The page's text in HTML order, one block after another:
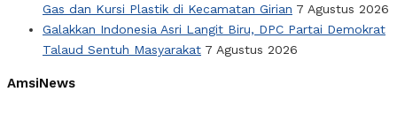
Gas dan Kursi Plastik di Kecamatan Girian 7 Agustus 2026
Galakkan Indonesia Asri Langit Biru, DPC Partai Demokrat
Talaud Sentuh Masyarakat 7 Agustus 2026
AmsiNews